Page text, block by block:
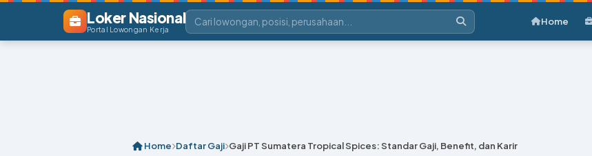
Loker Nasional
Portal Lowongan Kerja
Home
Home Daftar Gaji Gaji PT Sumatera Tropical Spices: Standar Gaji, Benefit, dan Karir